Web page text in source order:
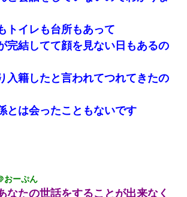
トイレも台所もあって
完結してて顔を見ない日もあるの
入籍したと言われてつれてきたの
とは会ったこともないです
おーぷん
なたの世話をすることが出来なく